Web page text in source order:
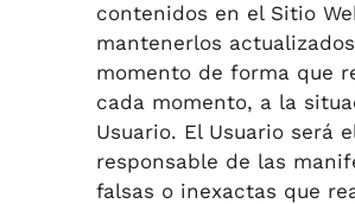
contenidos en el Sitio
mantenerlos
momento de forma que
cada momento, a la
Usuario. El Usuario será
responsable de las
falsas o inexactas que